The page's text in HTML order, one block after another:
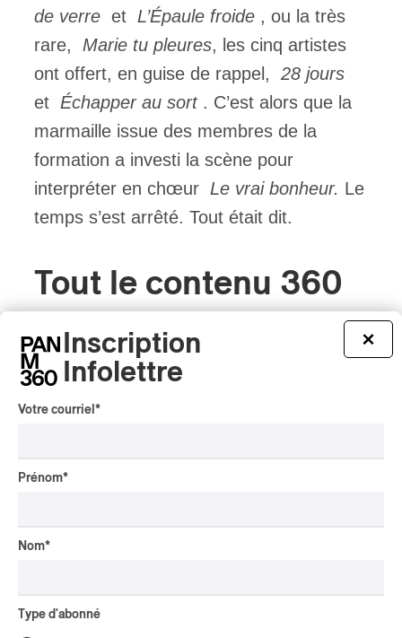
de verre et L’Épaule froide , ou la très
rare, Marie tu pleures, les cinq artistes
ont offert, en guise de rappel, 28 jours
et Échapper au sort. C’est alors que la
marmaille issue des membres de la
formation a investi la scène pour
interpréter en chœur Le vrai bonheur. Le
temps s’est arrêté. Tout était dit.
Tout le contenu 360
CRITIQUE DE CONCERT
POP
Jacob Wutzke – Double
×
Inscription
Infolettre
Votre courriel *
Prénom*
Nom*
Type d'abonné